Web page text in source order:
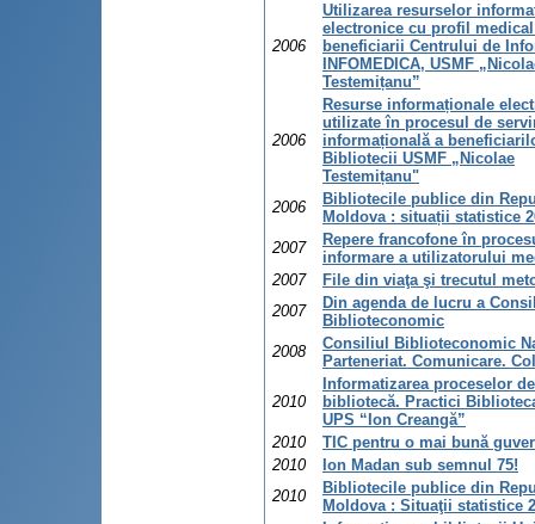
2006
Utilizarea resurselor
electronice cu profil
beneficiarii Centrului de
INFOMEDICA, USMF
Testemițanu”
2006
Resurse informaționale
utilizate în procesul de
informațională a
Bibliotecii USMF „Nicolae
Testemițanu"
2006
Bibliotecile publice din
Moldova : situații statistice
2007
Repere francofone în
informare a utilizatorului
2007
File din viaţa şi trecutul
2007
Din agenda de lucru a
Biblioteconomic
2008
Consiliul Biblioteconomic
Parteneriat. Comunicare.
2010
Informatizarea proceselor de
bibliotecă. Practici
UPS “Ion Creangă”
2010
TIC pentru o mai bună
2010
Ion Madan sub semnul 75!
2010
Bibliotecile publice din
Moldova : Situaţii statistice